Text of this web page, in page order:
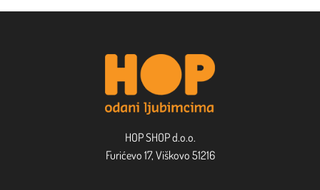
HOP SHOP d.o.o.
Furićevo 17, Viškovo 51216